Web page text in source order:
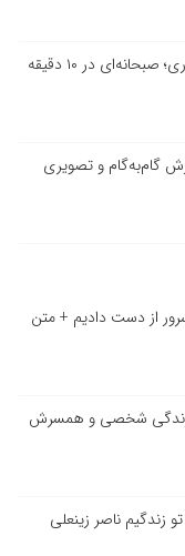
در ۱۰ دقیقه
گام‌به‌گام و تصویری
از دست دادیم + متن
زندگی شخصی و همسرش
زندگیم ناصر زینعلی